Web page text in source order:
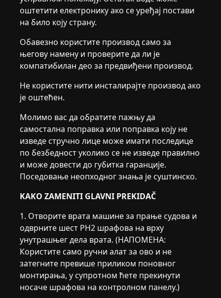
оштетити електронику ако се уређај постави
на било коју страну.
Обавезно користите производ само за
његову намену и проверите да ли је
компатибилан део за предвиђени производ.
Не користите нити инсталирајте производ ако
је оштећен.
Молимо вас да обратите пажњу да
самостална поправка или поправка коју не
изведе стручно лице може имати последице
по безбедност уколико се не изведе правилно
и може довести до губитка гаранције.
Поседовање неопходног знања је суштинско.
KAKO ZAMENITI GLAVNI PREKIDAČ
1. Отворите врата машине за прање судова и
одврните шест PH2 шрафова на врху
унутрашњег дела врата. (НАПОМЕНА:
Користите само ручни алат за ово и не
затегните превише приликом поновног
монтирања, у супротном ћете прекинути
носаче шрафова на контролном панелу.)